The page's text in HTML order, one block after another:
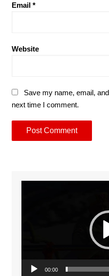
Email *
Website
Save my name, email,
next time I comment.
00:00